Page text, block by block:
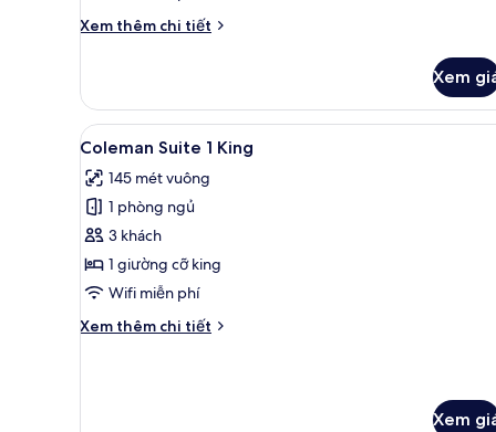
đơn
Xem thêm chi tiết
Chi
Phòng
đôi
hoặc
giường
đơn
Premier
Xem
Xem
tất
cả
ảnh
Coleman
Suite
1
9
Coleman Suite 1 King
145 mét vuông
1 phòng ngủ
3 khách
1 giường cỡ king
Wifi miễn phí
Xem thêm chi tiết
Chi
Xem